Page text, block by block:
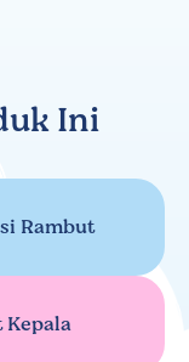
Ini
Rambut
Kepala